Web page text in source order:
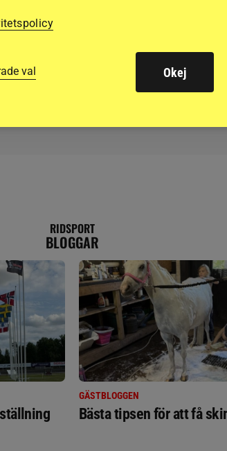
Britterna håller
världsrankningen
RIDSPORT
BLOGGAR
GÄSTBLOGGEN
Bästa tipsen för att få
val Okej